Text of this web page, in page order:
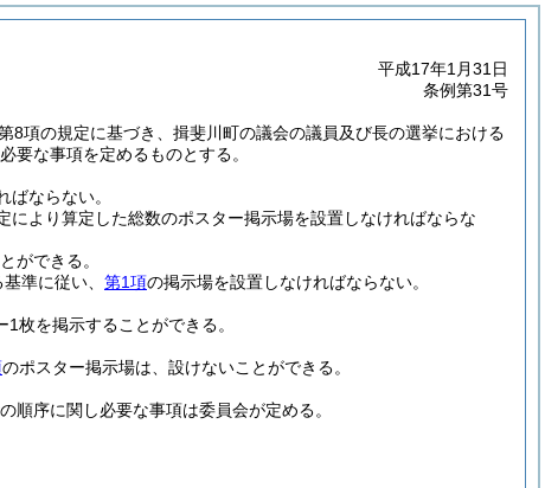
平成17年1月31日
条例第31号
8項の規定に基づき、揖斐川町の議会の議員及び長の選挙における
要な事項を定めるものとする。
ばならない。
により算定した総数のポスター掲示場を設置しなければならな
ができる。
準に従い、 第1項の掲示場を設置しなければならない。
枚を掲示することができる。
のポスター掲示場は、設けないことができる。
順序に関し必要な事項は委員会が定める。